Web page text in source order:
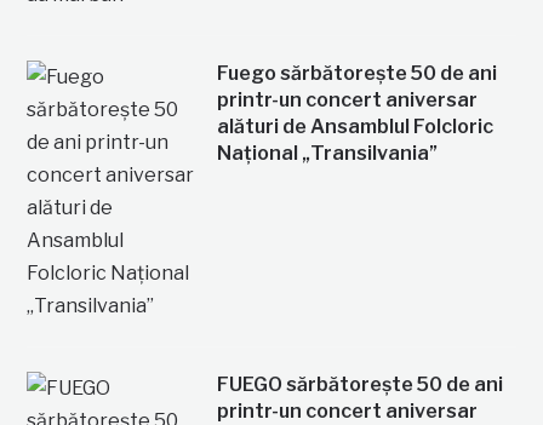
Fuego sărbătorește 50 de ani
printr-un concert aniversar
alături de Ansamblul Folcloric
Național „Transilvania”
FUEGO sărbătorește 50 de ani
printr-un concert aniversar